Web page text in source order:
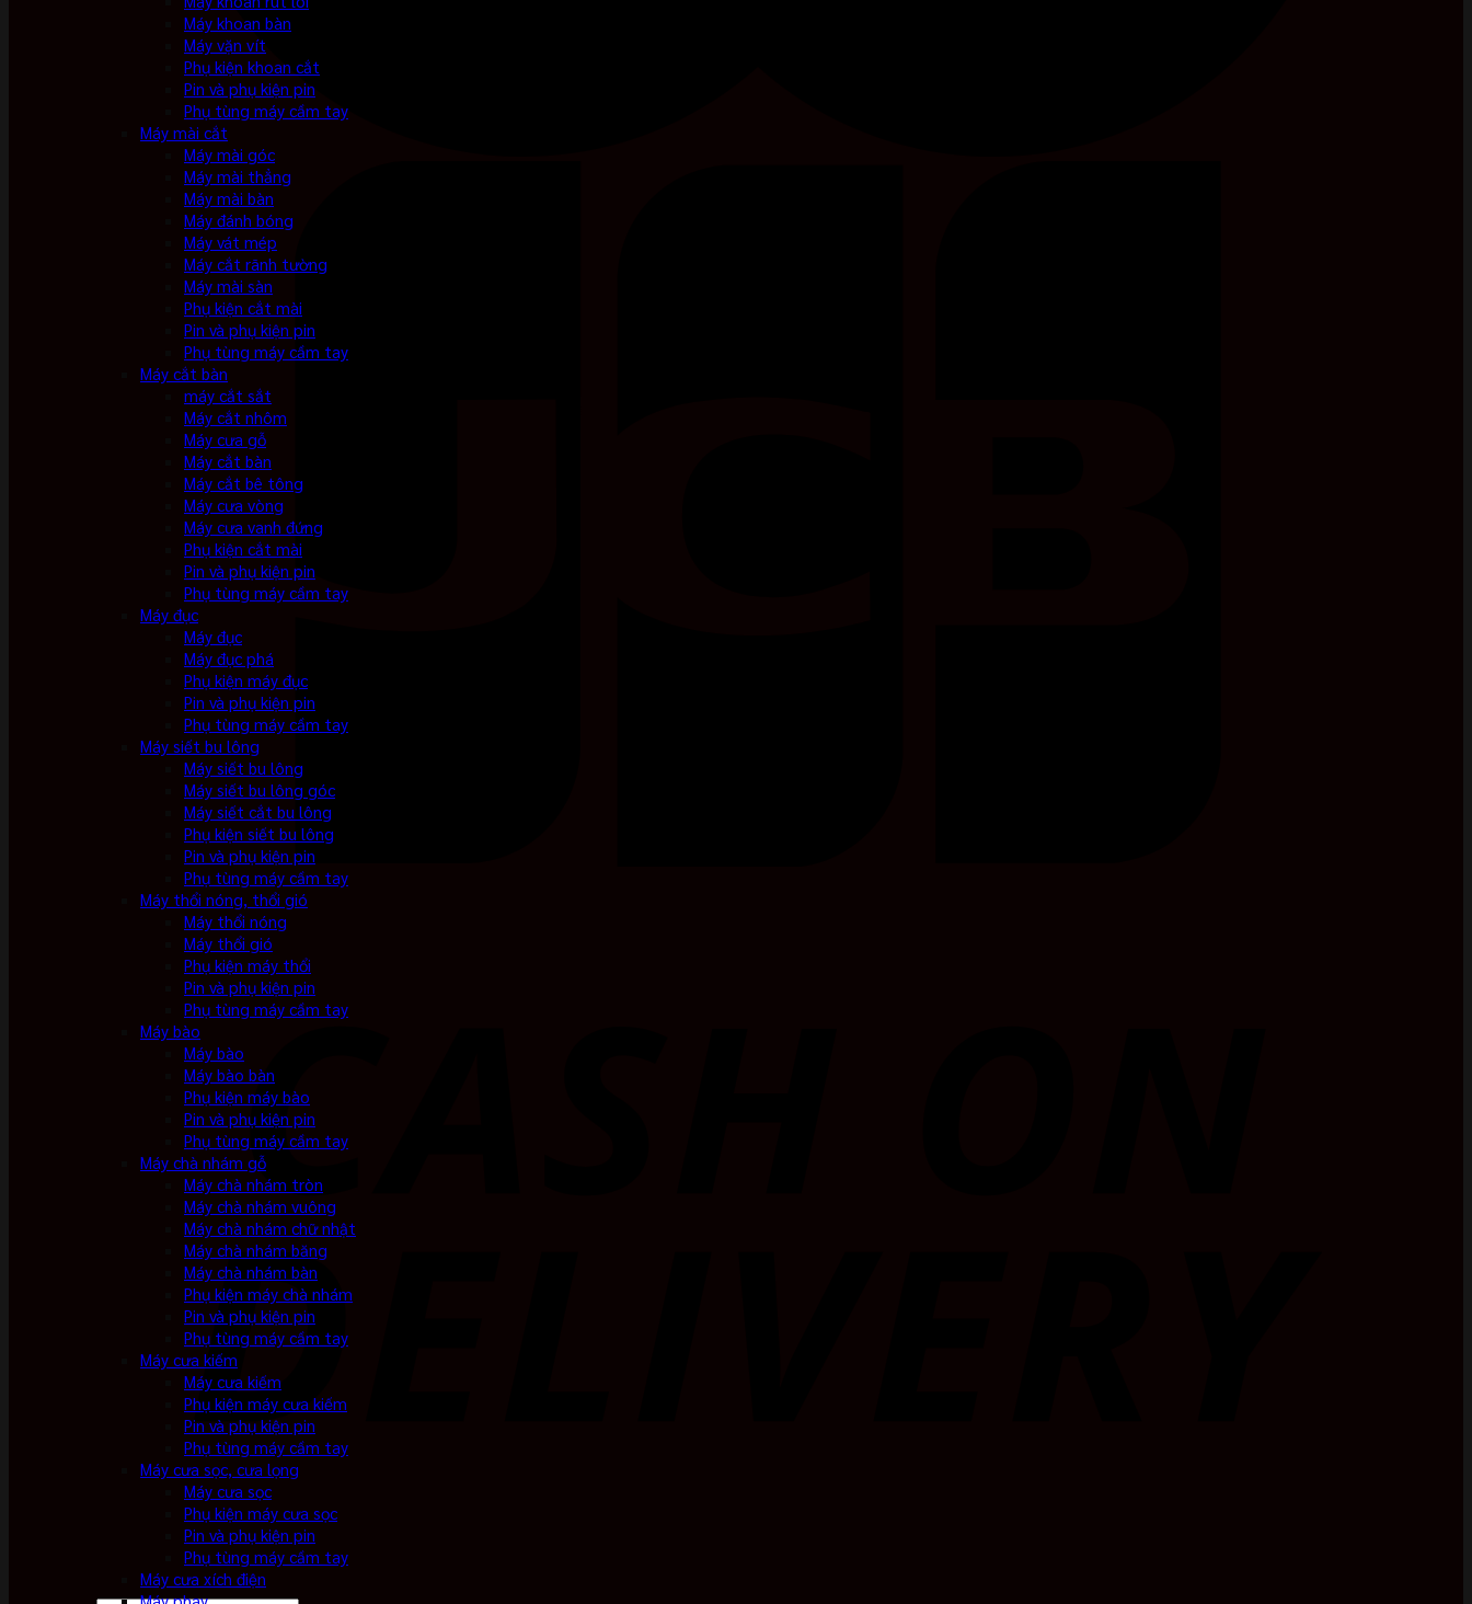
Máy khoan bàn
Máy vặn vít
Phụ kiện khoan cắt
Pin và phụ kiện pin
Phụ tùng máy cầm tay
Máy mài cắt
Máy mài góc
Máy mài thẳng
Máy mài bàn
Máy đánh bóng
Máy vát mép
Máy cắt rãnh tường
Máy mài sàn
Phụ kiện cắt mài
Pin và phụ kiện pin
Phụ tùng máy cầm tay
Máy cắt bàn
máy cắt sắt
Máy cắt nhôm
Máy cưa gỗ
Máy cắt bàn
Máy cắt bê tông
Máy cưa vòng
Máy cưa vanh đứng
Phụ kiện cắt mài
Pin và phụ kiện pin
Phụ tùng máy cầm tay
Máy đục
Máy đục
Máy đục phá
Phụ kiện máy đục
Pin và phụ kiện pin
Phụ tùng máy cầm tay
Máy siết bu lông
Máy siết bu lông
Máy siết bu lông góc
Máy siết cắt bu lông
Phụ kiện siết bu lông
Pin và phụ kiện pin
Phụ tùng máy cầm tay
Máy thổi nóng, thổi gió
Máy thổi nóng
Máy thổi gió
Phụ kiện máy thổi
Pin và phụ kiện pin
Phụ tùng máy cầm tay
Máy bào
Máy bào
Máy bào bàn
Phụ kiện máy bào
Pin và phụ kiện pin
Phụ tùng máy cầm tay
Máy chà nhám gỗ
Máy chà nhám tròn
Máy chà nhám vuông
Máy chà nhám chữ nhật
Máy chà nhám băng
Máy chà nhám bàn
Phụ kiện máy chà nhám
Pin và phụ kiện pin
Phụ tùng máy cầm tay
Máy cưa kiếm
Máy cưa kiếm
Phụ kiện máy cưa kiếm
Pin và phụ kiện pin
Phụ tùng máy cầm tay
Máy cưa sọc, cưa lọng
Máy cưa sọc
Phụ kiện máy cưa sọc
Pin và phụ kiện pin
Phụ tùng máy cầm tay
Máy cưa xích điện